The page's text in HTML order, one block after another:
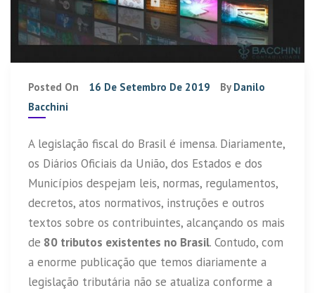
Posted On 16 De Setembro De 2019 By Danilo
Bacchini
A legislação fiscal do Brasil é imensa. Diariamente,
os Diários Oficiais da União, dos Estados e dos
Municípios despejam leis, normas, regulamentos,
decretos, atos normativos, instruções e outros
textos sobre os contribuintes, alcançando os mais
de 80 tributos existentes no Brasil. Contudo, com
a enorme publicação que temos diariamente a
legislação tributária não se atualiza conforme a